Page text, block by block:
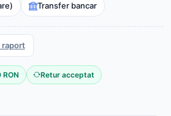
Transfer bancar
Retur acceptat